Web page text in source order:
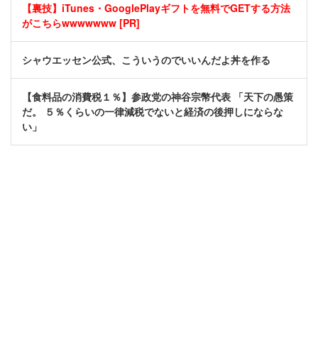
【裏技】iTunes・GooglePlayギフトを無料でGETする方法
がこちらwwwwwww [PR]
シャウエッセン公式、こういうのでいいんだよ丼を作る
【食料品の消費税１％】参政党の神谷宗幣代表 「天下の愚策
だ。 ５％くらいの一律減税でないと経済の後押しにならな
い」